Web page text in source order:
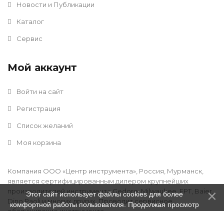
Новости и Публикации
Каталог
Сервис
Мой аккаунт
Войти на сайт
Регистрация
Список желаний
Моя корзина
Компания ООО «Центр инструмента», Россия, Мурманск,
является сертифицированным дилером крупнейших
производителей инструмента Gedore, Milwaukee, FPT, Baier,
Dino Paoli и многих других. Проводит сервисное
Этот сайт использует файлы cookies для более
комфортной работы пользователя. Продолжая просмотр